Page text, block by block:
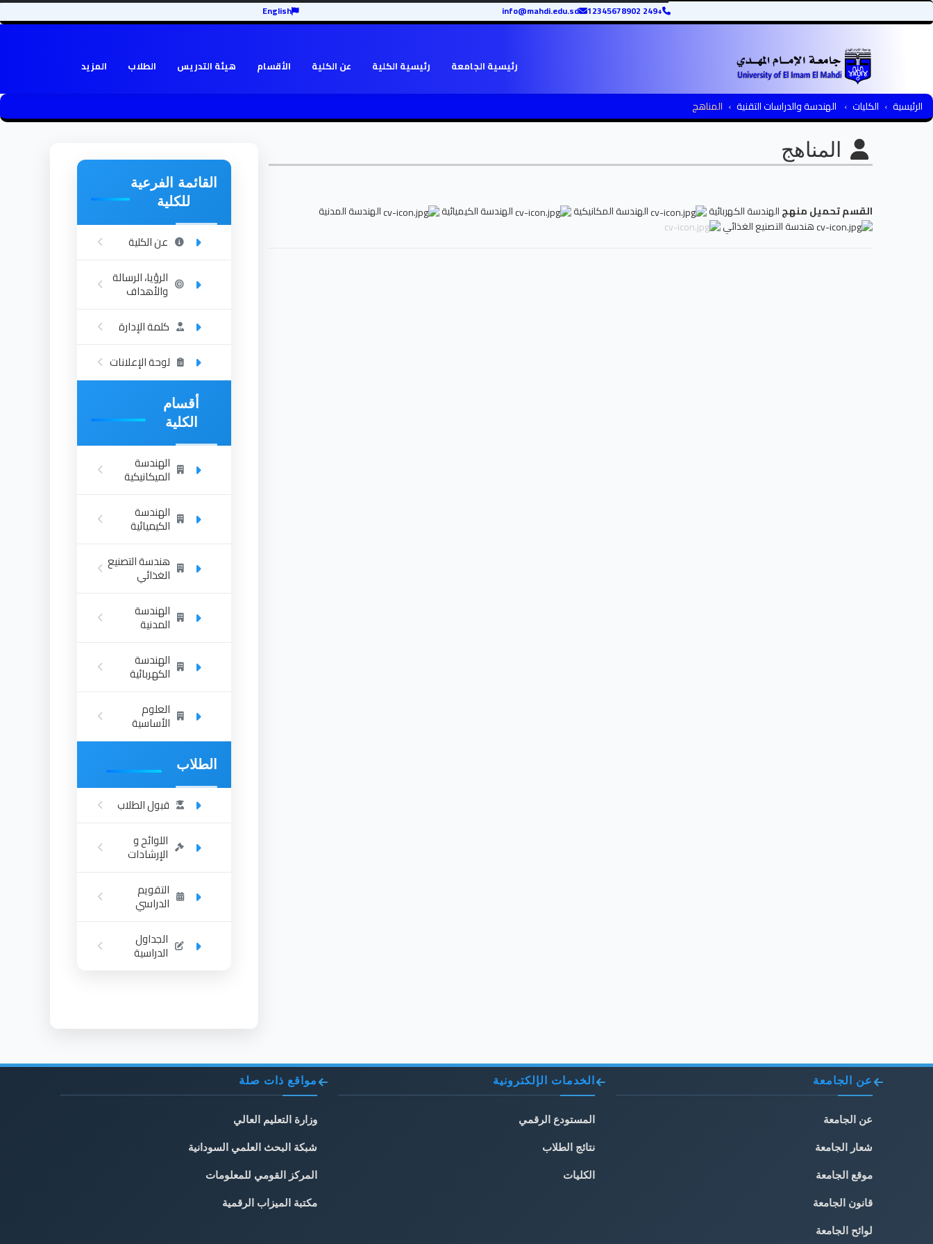
+249 12345678902
info@mahdi.edu.sd
English
رئيسية الجامعة رئيسية الكلية عن الكلية الأقسام هيئة التدريس الطلاب المزيد
الرئيسية الكليات الهندسة والدراسات التقنية المناهج
المناهج
القسمتحميل منهجالهندسة الكهربائية الهندسة المكانيكية الهندسة الكيميائية
الهندسة المدنية
هندسة التصنيع الغذائي
القائمة الفرعية
للكلية
عن الكلية
الرؤيا، الرسالة
والأهداف
كلمة الإدارة
لوحة الإعلانات
أقسام
الكلية
الهندسة
الميكانيكية
الهندسة
الكيميائية
هندسة التصنيع
الغذائي
الهندسة
المدنية
الهندسة
الكهربائية
العلوم
الأساسية
الطلاب
قبول الطلاب
اللوائح و
الإرشادات
التقويم
الدراسي
الجداول
الدراسية
عن الجامعة
عن الجامعة
شعار الجامعة
موقع الجامعة
قانون الجامعة
لوائح الجامعة
الخدمات الإلكترونية
المستودع الرقمي
نتائج الطلاب
الكليات
مواقع ذات صلة
وزارة التعليم العالي
شبكة البحث العلمي السودانية
المركز القومي للمعلومات
مكتبة الميزاب الرقمية